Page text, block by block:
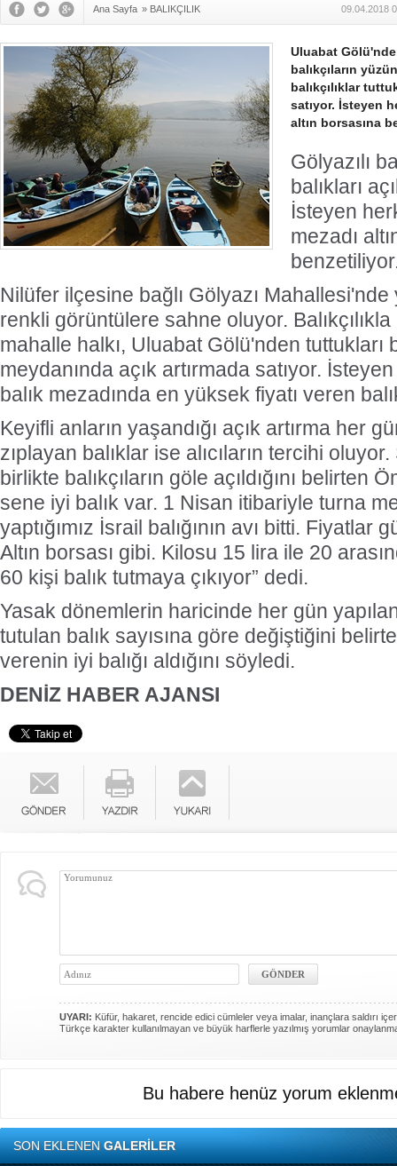
Ana Sayfa » BALIKÇILIK 09.04.2018
Uluabat Gölü'nde
balıkçıların
balıkçılıklar
satıyor. İsteyen
altın borsasına
Gölyazılı
balıkları
İsteyen
mezadı
Nilüfer ilçesine bağlı Gölyazı Mahallesi'nde
renkli görüntülere sahne oluyor.
mahalle halkı, Uluabat Gölü'nden tuttukları
meydanında açık artırmada satıyor.
balık mezadında en yüksek fiyatı veren
Keyifli anların yaşandığı açık artırma her
zıplayan balıklar ise alıcıların tercihi
birlikte balıkçıların göle açıldığını belirten
sene iyi balık var. 1 Nisan itibariyle turna
yaptığımız İsrail balığının avı bitti. Fiyatlar
Altın borsası gibi. Kilosu 15 lira ile 20
60 kişi balık tutmaya çıkıyor” dedi.
Yasak dönemlerin haricinde her gün
tutulan balık sayısına göre değiştiğini
verenin iyi balığı aldığını söyledi.
DENİZ HABER AJANSI
UYARI: Küfür, hakaret, rencide edici cümleler veya imalar, inançlara saldırı
Türkçe karakter kullanılmayan ve büyük harflerle yazılmış yorumlar
Bu habere henüz yorum
SON EKLENENGALERİLER